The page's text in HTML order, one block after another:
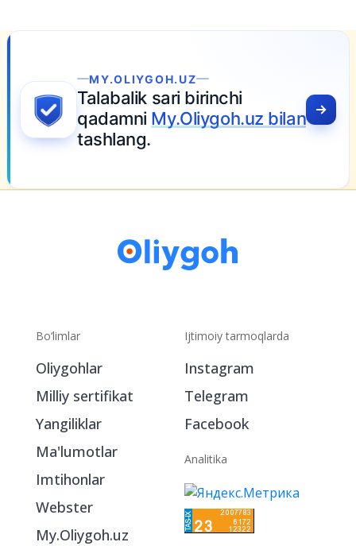
MY.OLIYGOH.UZ
Talabalik sari birinchi
tashlang.
Bo‘limlar Ijtimoiy tarmoqlarda
Instagram
Telegram